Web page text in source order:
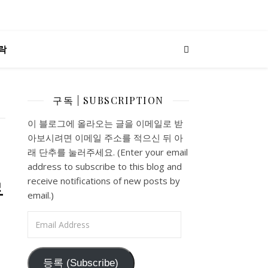
구독 | SUBSCRIPTION
이 블로그에 올라오는 글을 이메일로 받
아보시려면 이메일 주소를 적으신 뒤 아
래 단추를 눌러주세요. (Enter your email
address to subscribe to this blog and
receive notifications of new posts by
email.)
등록 (Subscribe)